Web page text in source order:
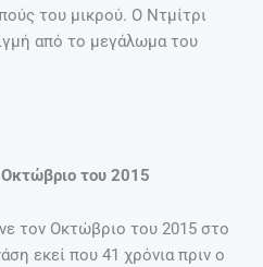
του μικρού. Ο Ντμίτρι
από το μεγάλωμα του
Οκτώβριο του 2015
τον Οκτώβριο του 2015 στο
εκεί που 41 χρόνια πριν ο